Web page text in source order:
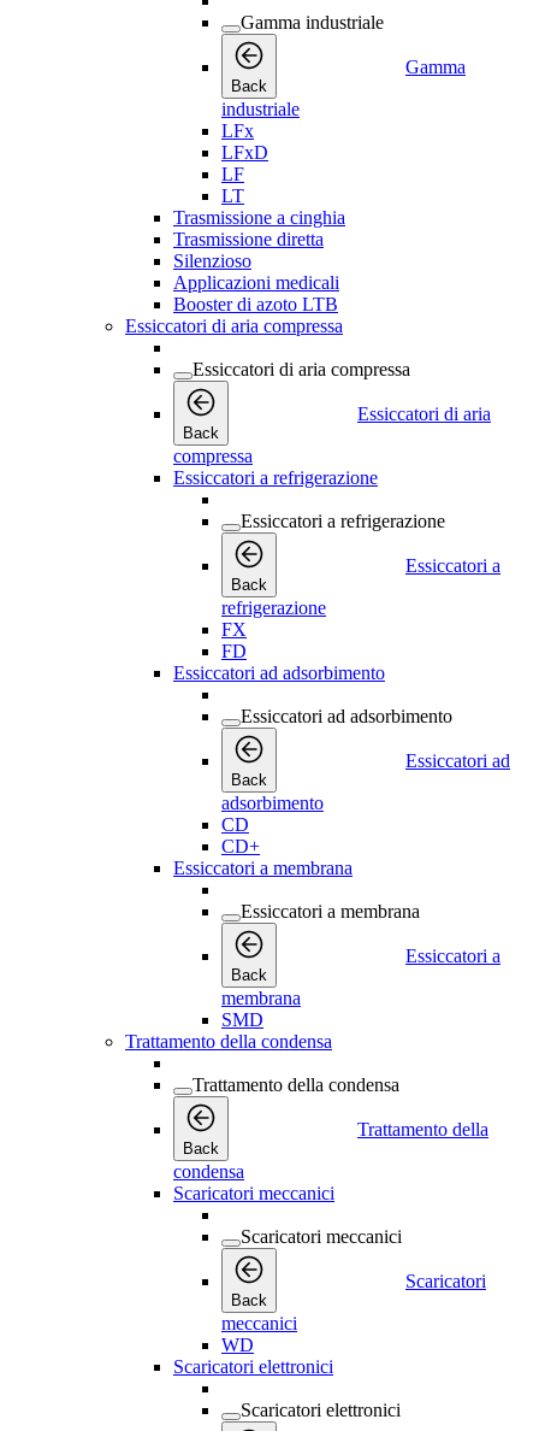
Gamma industriale
Back
Gamma
industriale
LFx
LFxD
LF
LT
Trasmissione a cinghia
Trasmissione diretta
Silenzioso
Applicazioni medicali
Booster di azoto LTB
Essiccatori di aria compressa
Essiccatori di aria compressa
Back
Essiccatori di aria
compressa
Essiccatori a refrigerazione
Essiccatori a refrigerazione
Back
Essiccatori a
refrigerazione
FX
FD
Essiccatori ad adsorbimento
Essiccatori ad adsorbimento
Back
Essiccatori ad
adsorbimento
CD
CD+
Essiccatori a membrana
Essiccatori a membrana
Back
Essiccatori a
membrana
SMD
Trattamento della condensa
Trattamento della condensa
Back
Trattamento della
condensa
Scaricatori meccanici
Scaricatori meccanici
Back
Scaricatori
meccanici
WD
Scaricatori elettronici
Scaricatori elettronici